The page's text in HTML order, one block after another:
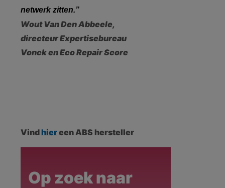
netwerk zitten.”
Wout Van Den Abbeele,
directeur Expertisebureau
Vonck en Eco Repair Score
Vindhiereen ABS hersteller
Op zoek naar